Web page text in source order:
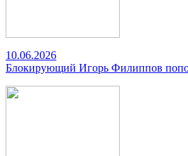
10.06.2026
Блокирующий Игорь Филиппов